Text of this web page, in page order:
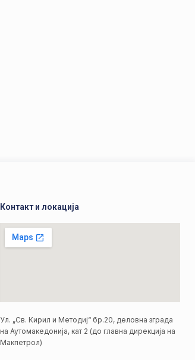
Контакт и локација
Ул. „Св. Кирил и Методиј“ бр.20, деловна зграда
на Аутомакедонија, кат 2 (до главна дирекција на
Макпетрол)